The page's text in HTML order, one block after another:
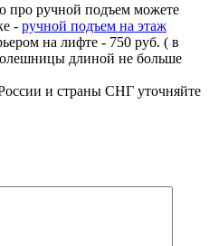
про ручной подъем можете
- ручной подъем на этаж
на лифте - 750 руб. ( в
длиной не больше
и страны СНГ уточняйте